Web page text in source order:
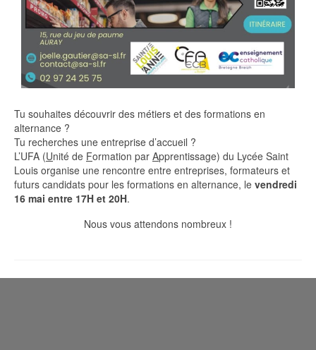
Tu souhaites découvrir des métiers et des formations en
alternance ?
Tu recherches une entreprise d’accueil ?
L’UFA (Unité de Formation par Apprentissage) du Lycée Saint
Louis organise une rencontre entre entreprises, formateurs et
futurs candidats pour les formations en alternance, le vendredi
16 mai entre 17H et 20H.
Nous vous attendons nombreux !